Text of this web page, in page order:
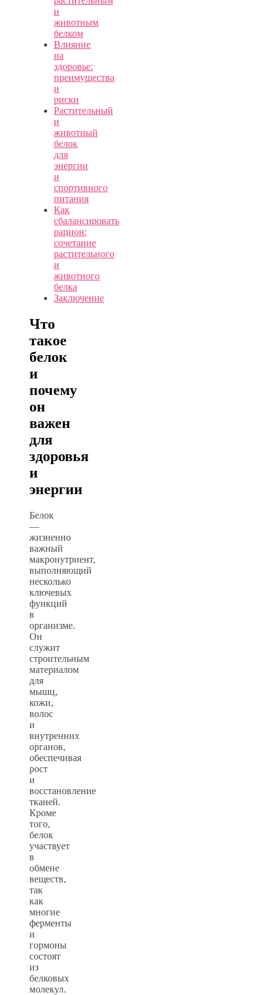
и
животным
белком
Влияние
на
здоровье:
преимущества
и
риски
Растительный
и
животный
белок
для
энергии
и
спортивного
питания
Как
сбалансировать
рацион:
сочетание
растительного
и
животного
белка
Заключение
Что
такое
белок
и
почему
он
важен
для
здоровья
и
энергии
Белок
—
жизненно
важный
макронутриент,
выполняющий
несколько
ключевых
функций
в
организме.
Он
служит
строительным
материалом
для
мышц,
кожи,
волос
и
внутренних
органов,
обеспечивая
рост
и
восстановление
тканей.
Кроме
того,
белок
участвует
в
обмене
веществ,
так
как
многие
ферменты
и
гормоны
состоят
из
белковых
молекул.